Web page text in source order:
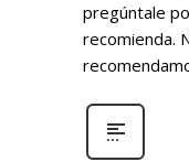
pregúntale
recomienda.